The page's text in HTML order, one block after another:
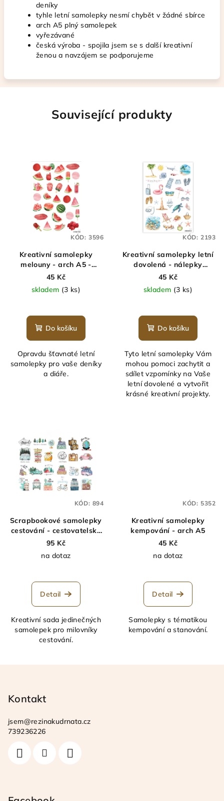
deníky
tyhle letní samolepky nesmí chybět v žádné sbírce
arch A5 plný samolepek
vyřezávané
česká výroba - spojila jsem se s další kreativní
ženou a navzájem se podporujeme
Související produkty
Kreativní samolepky
melouny - arch A5 -
MINIMEE
45 Kč
skladem (3 ks)
Do košíku
Opravdu šťavnaté letní
samolepky pro vaše deníky
a diáře.
KÓD: 3596
Kreativní samolepky letní
dovolená - nálepky
cestování - arch A5 -
MINIMEE
45 Kč
skladem (3 ks)
Do košíku
Tyto letní samolepky Vám
mohou pomoci zachytit a
sdílet vzpomínky na Vaše
letní dovolené a vytvořit
krásné kreativní projekty.
KÓD: 2193
Scrapbookové samolepky
cestování - cestovatelské
samolepky - 24 ks
95 Kč
na dotaz
Detail
Kreativní sada jedinečných
samolepek pro milovníky
cestování.
KÓD: 894
Kreativní samolepky
kempování - arch A5
45 Kč
na dotaz
hodnocení
produktu
z
5
Detail
Samolepky s tématikou
kempování a stanování.
KÓD: 5352
Kontakt
jsem@rezinakudrnata.cz
739236226